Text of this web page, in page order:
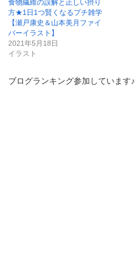
食物繊維の誤解と正しい摂り
方★1日1つ賢くなるプチ雑学
【瀬戸康史＆山本美月ファイ
バーイラスト】
2021年5月18日
イラスト
ブログランキング参加しています♪